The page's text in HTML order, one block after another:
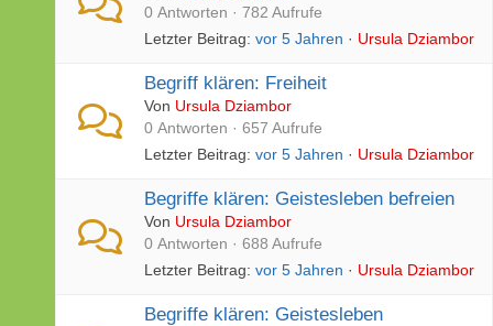
0 Antworten · 782 Aufrufe
Letzter Beitrag: vor 5 Jahren · Ursula Dziambor
Begriff klären: Freiheit
Von Ursula Dziambor
0 Antworten · 657 Aufrufe
Letzter Beitrag: vor 5 Jahren · Ursula Dziambor
Begriffe klären: Geistesleben befreien
Von Ursula Dziambor
0 Antworten · 688 Aufrufe
Letzter Beitrag: vor 5 Jahren · Ursula Dziambor
Begriffe klären: Geistesleben